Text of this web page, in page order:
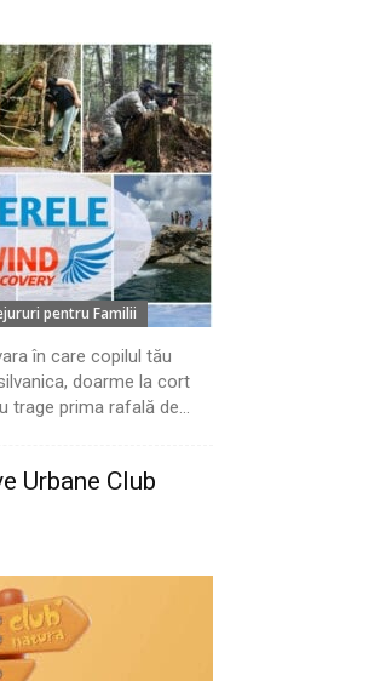
pentru Familii
în care copilul tău
doarme la cort
prima rafală de...
Urbane Club